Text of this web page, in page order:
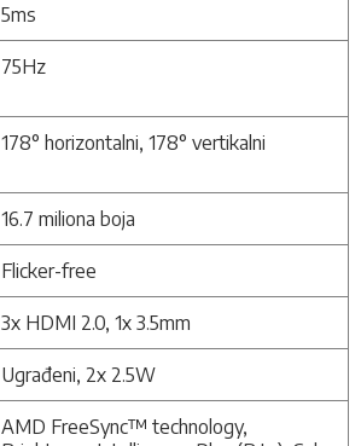
5ms
75Hz
178° horizontalni, 178° vertikalni
16.7 miliona boja
Flicker-free
3x HDMI 2.0, 1x 3.5mm
Ugrađeni, 2x 2.5W
AMD FreeSync™ technology,